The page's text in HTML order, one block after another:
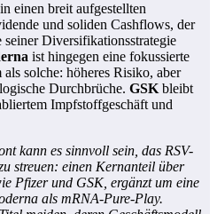
einen breit aufgestellten
und soliden Cashflows, der
Diversifikationsstrategie
ist hingegen eine fokussierte
solche: höheres Risiko, aber
Durchbrüche. GSK bleibt
Impfstoffgeschäft und
kann es sinnvoll sein, das RSV-
streuen: einen Kernanteil über
Pfizer und GSK, ergänzt um eine
als mRNA-Pure-Play.